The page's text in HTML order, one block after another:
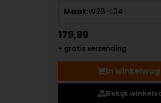
Maat:W28-L34
179,99
+ gratis verzending
In
Bekijk